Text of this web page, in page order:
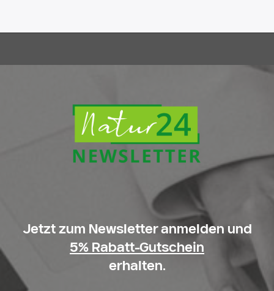
Jetzt zum Newsletter anmelden und
5% Rabatt-Gutschein
erhalten.